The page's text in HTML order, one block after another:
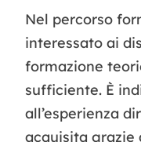
Nel percorso
interessato ai
formazione
sufficiente. È
all’esperienza
acquisita grazie